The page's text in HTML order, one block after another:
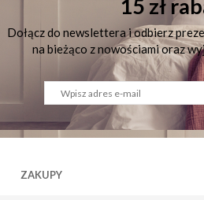
15 zł
Dołącz do newslettera i odbierz
na bieżąco z nowościami oraz
ZAKUPY